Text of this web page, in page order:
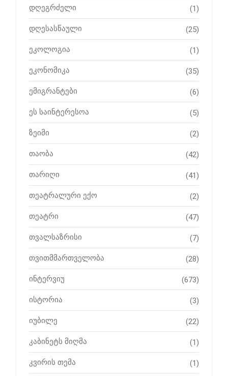
დღეგრძელი (1)
დღესასწაული (25)
ეკოლოგია (1)
ეკონომიკა (35)
ემიგრანტები (6)
ეს საინტერესოა (5)
ზეიმი (2)
თაობა (42)
თარიღი (41)
თეატრალური ექო (2)
თეატრი (47)
თვალსაზრისი (7)
თვითმმართველობა (28)
ინტერვიუ (673)
ისტორია (3)
იუბილე (22)
კაბინეტს მიღმა (1)
კვირის თემა (1)